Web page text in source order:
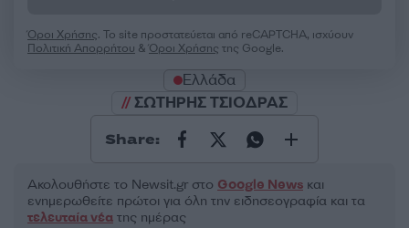
Όροι Χρήσης. Το site προστατεύεται από reCAPTCHA, ισχύουν
Πολιτική Απορρήτου &Όροι Χρήσης της Google.
Ελλάδα
ΣΩΤΗΡΗΣ ΤΣΙΟΔΡΑΣ
Share:
Ακολουθήστε το Νewsit.gr στο Google News και
ενημερωθείτε πρώτοι για όλη την ειδησεογραφία και τα
τελευταία νέα της ημέρας